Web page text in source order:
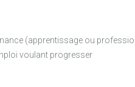
(apprentissage ou
voulant progresser